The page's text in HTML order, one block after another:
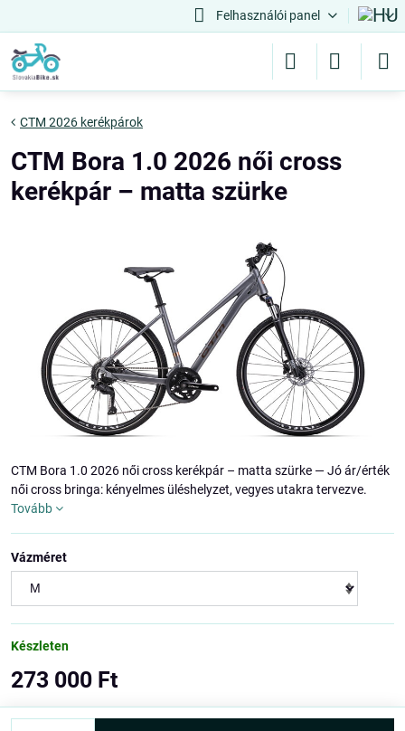
Felhasználói panel
CTM 2026 kerékpárok
CTM Bora 1.0 2026 női cross
kerékpár – matta szürke
CTM Bora 1.0 2026 női cross kerékpár – matta szürke — Jó ár/érték
női cross bringa: kényelmes üléshelyzet, vegyes utakra tervezve.
Tovább
Vázméret
Készleten
273 000 Ft